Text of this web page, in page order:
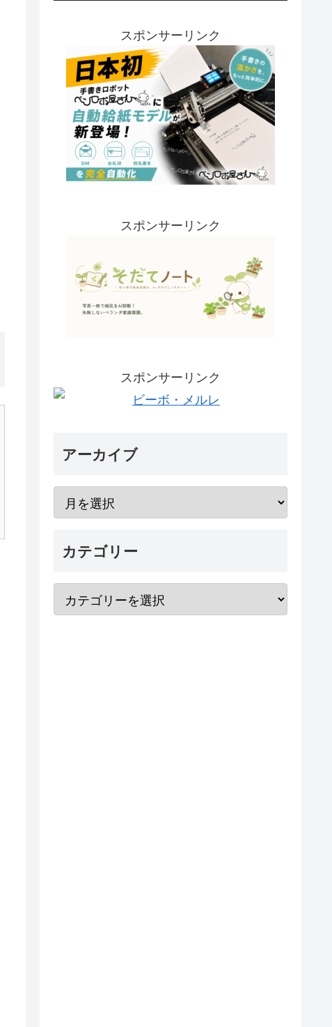
スポンサーリンク
スポンサーリンク
スポンサーリンク
アーカイブ
カテゴリー